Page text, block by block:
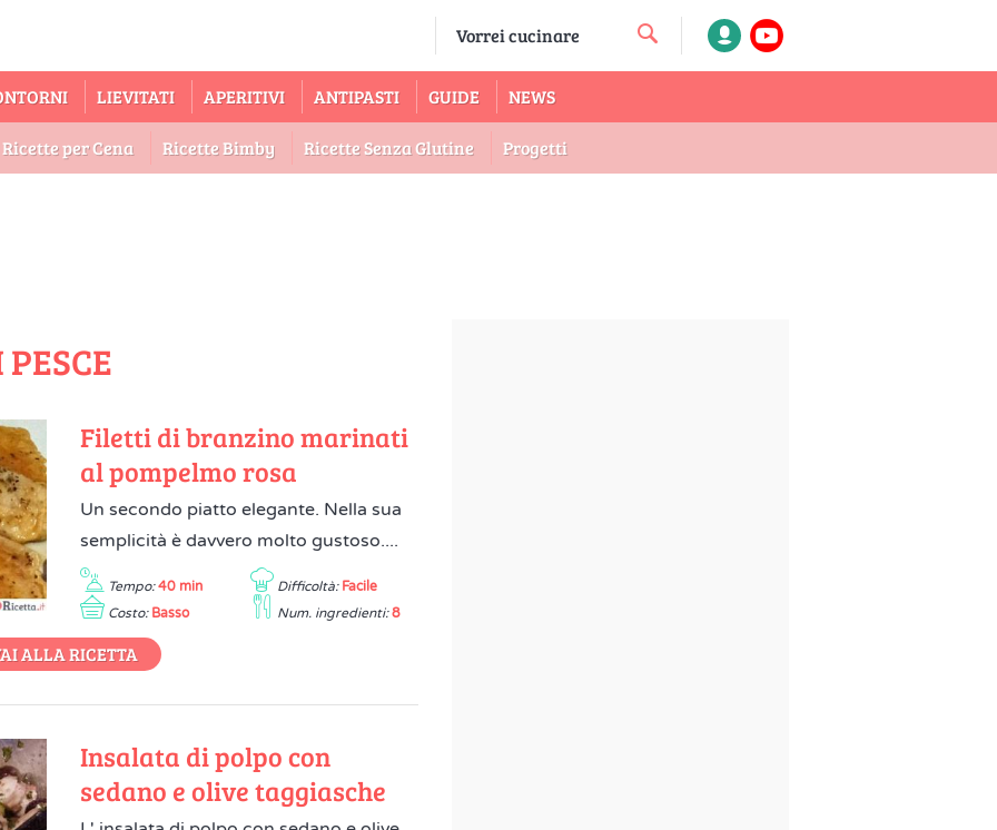
LIEVITATI APERITIVI ANTIPASTI GUIDE NEWS
Ricette per Cena Ricette Bimby Ricette Senza Glutine Progetti
Filetti di branzino marinati
al pompelmo rosa
Un secondo piatto elegante. Nella sua
semplicità è davvero molto gustoso....
Tempo: 40 min Difficoltà: Facile
Costo: Basso Num. ingredienti: 8
ALLA RICETTA
Insalata di polpo con
sedano e olive taggiasche